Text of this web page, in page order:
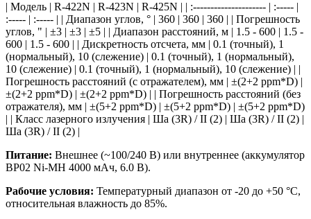
| Модель | R-422N | R-423N | R-425N | | :--------------------- | :----- |
:----- | :----- | | Диапазон углов, ° | 360 | 360 | 360 | | Погрешность
углов, " | ±3 | ±3 | ±5 | | Диапазон расстояний, м | 1.5 - 600 | 1.5 -
600 | 1.5 - 600 | | Дискретность отсчета, мм | 0.1 (точный), 1
(нормальный), 10 (слежение) | 0.1 (точный), 1 (нормальный),
10 (слежение) | 0.1 (точный), 1 (нормальный), 10 (слежение) | |
Погрешность расстояний (с отражателем), мм | ±(2+2 ppm*D) |
±(2+2 ppm*D) | ±(2+2 ppm*D) | | Погрешность расстояний (без
отражателя), мм | ±(5+2 ppm*D) | ±(5+2 ppm*D) | ±(5+2 ppm*D)
| | Класс лазерного излучения | Ша (3R) / II (2) | Ша (3R) / II (2) |
Ша (3R) / II (2) |
Питание: Внешнее (~100/240 В) или внутреннее (аккумулятор
BP02 Ni-MH 4000 мАч, 6.0 В).
Рабочие условия: Температурный диапазон от -20 до +50 °С,
относительная влажность до 85%.